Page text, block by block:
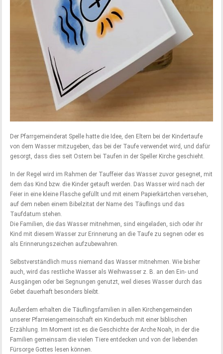
Der Pfarrgemeinderat Spelle hatte die Idee, den Eltern bei der Kindertaufe
von dem Wasser mitzugeben, das bei der Taufe verwendet wird, und dafür
gesorgt, dass dies seit Ostern bei Taufen in der Speller Kirche geschieht.
In der Regel wird im Rahmen der Tauffeier das Wasser zuvor gesegnet, mit
dem das Kind bzw. die Kinder getauft werden. Das Wasser wird nach der
Feier in eine kleine Flasche gefüllt und mit einem Papierkärtchen versehen,
auf dem neben einem Bibelzitat der Name des Täuflings und das
Taufdatum stehen.
Die Familien, die das Wasser mitnehmen, sind eingeladen, sich oder ihr
Kind mit diesem Wasser zur Erinnerung an die Taufe zu segnen oder es
als Erinnerungszeichen aufzubewahren.
Selbstverständlich muss niemand das Wasser mitnehmen. Wie bisher
auch, wird das restliche Wasser als Weihwasser z. B. an den Ein- und
Ausgängen oder bei Segnungen genutzt, weil dieses Wasser durch das
Gebet dauerhaft besonders bleibt.
Außerdem erhalten die Täuflingsfamilien in allen Kirchengemeinden
unserer Pfarreiengemeinschaft ein Kinderbuch mit einer biblischen
Erzählung. Im Moment ist es die Geschichte der Arche Noah, in der die
Familien gemeinsam die vielen Tiere entdecken und von der liebenden
Fürsorge Gottes lesen können.